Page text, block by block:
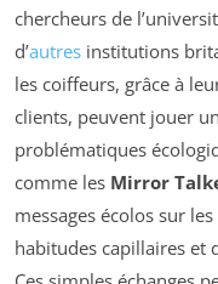
chercheurs de
d’autres institutions
les coiffeurs, grâce à
clients, peuvent jouer
problématiques
comme les Mirror
messages écolos sur
habitudes capillaires et